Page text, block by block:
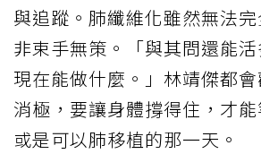
與追蹤。肺纖維化雖然無法
非束手無策。「與其問還能
現在能做什麼。」林靖傑都
消極，要讓身體撐得住，才
或是可以肺移植的那一天。